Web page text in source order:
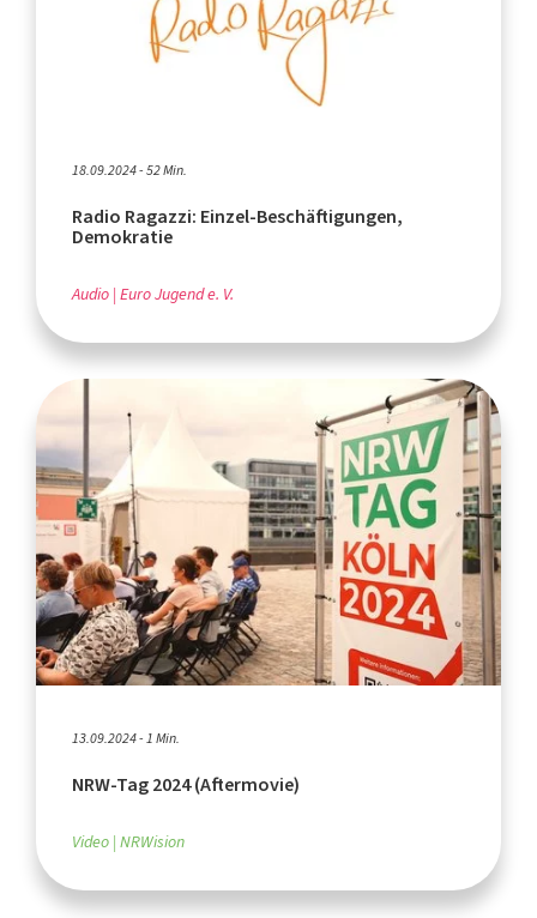
18.09.2024 - 52 Min.
Radio Ragazzi: Einzel-Beschäftigungen,
Demokratie
Audio Euro Jugend e. V.
13.09.2024 - 1 Min.
NRW-Tag 2024 (Aftermovie)
Video NRWision